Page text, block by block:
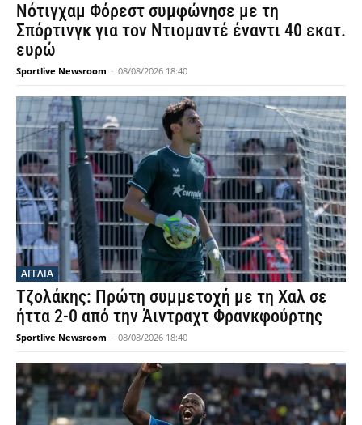
Νότιγχαμ Φόρεστ συμφώνησε με τη
Σπόρτινγκ για τον Ντιομαντέ έναντι 40 εκατ.
ευρώ
Sportlive Newsroom - 08/08/2026 18:40
ΑΓΓΛΙΑ
Τζολάκης: Πρώτη συμμετοχή με τη Χαλ σε
ήττα 2-0 από την Άιντραχτ Φρανκφούρτης
Sportlive Newsroom - 08/08/2026 18:40